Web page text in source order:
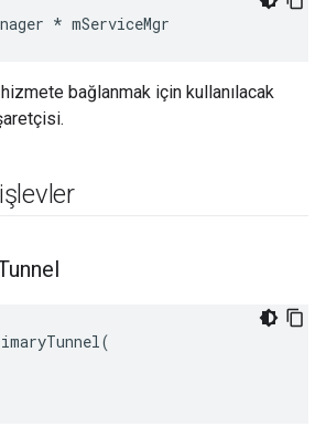
* mServiceMgr
bağlanmak için kullanılacak